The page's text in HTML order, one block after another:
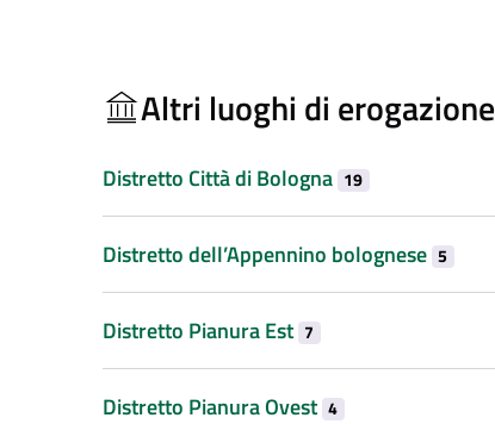
Altri luoghi di erogazione
Distretto Città di Bologna 19
Distretto dell’Appennino bolognese 5
Distretto Pianura Est 7
Distretto Pianura Ovest 4